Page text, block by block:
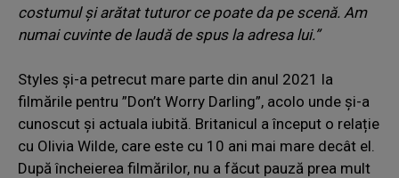
costumul și arătat tuturor ce poate da pe scenă. Am
numai cuvinte de laudă de spus la adresa lui.”
Styles și-a petrecut mare parte din anul 2021 la
filmările pentru ”Don’t Worry Darling”, acolo unde și-a
cunoscut și actuala iubită. Britanicul a început o relație
cu Olivia Wilde, care este cu 10 ani mai mare decât el.
După încheierea filmărilor, nu a făcut pauză prea mult